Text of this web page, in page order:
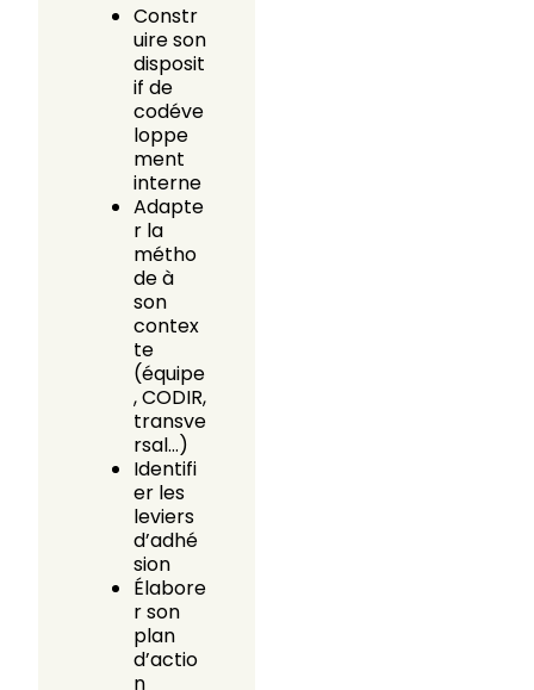
Constr
uire son
disposit
if de
codéve
loppe
ment
interne
Adapte
r la
métho
de à
son
contex
te
(équipe
, CODIR,
transve
rsal…)
Identifi
er les
leviers
d’adhé
sion
Élabore
r son
plan
d’actio
n